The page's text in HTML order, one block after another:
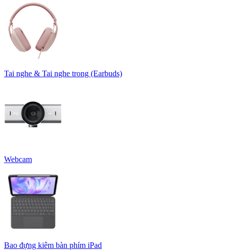
Tai nghe & Tai nghe trong (Earbuds)
Webcam
Bao đựng kiêm bàn phím iPad